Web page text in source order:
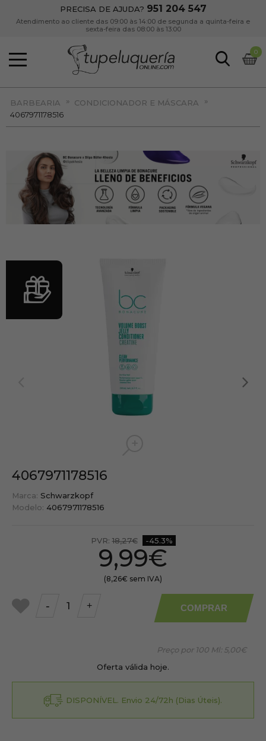
PRECISA DE AJUDA? 951 204 547
Atendimento ao cliente das 09:00 às 14:00 de segunda a quinta-feira e
sexta-feira das 08:00 às 13:00
0
BARBEARIA » CONDICIONADOR E MÁSCARA
»
4067971178516
4067971178516
Marca: Schwarzkopf
Modelo: 4067971178516
PVR:18,27€ -45.3%
9,99€
(8,26€ sem IVA)
- + COMPRAR
Preço por 100 Ml: 5,00€
Oferta válida hoje.
DISPONÍVEL. Envio 24/72h (Dias Úteis).